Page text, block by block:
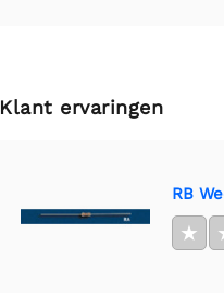
Klant ervaringen
RB
★